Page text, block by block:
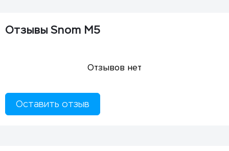
Отзывы Snom M5
Отзывов нет
Оставить отзыв